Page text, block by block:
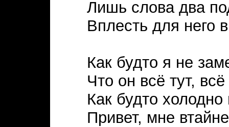
Лишь слова два
Вплесть для него
Как будто я не
Что он всё тут,
Как будто холодно
Привет, мне